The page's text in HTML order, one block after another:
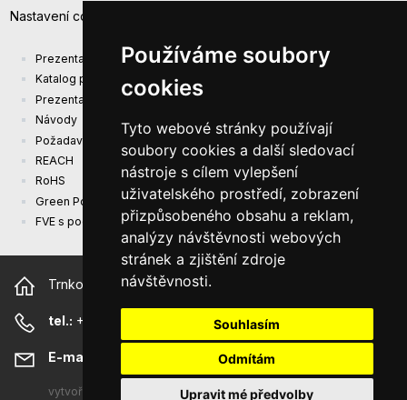
Používáme soubory
cookies
Tyto webové stránky používají
soubory cookies a další sledovací
nástroje s cílem vylepšení
uživatelského prostředí, zobrazení
přizpůsobeného obsahu a reklam,
analýzy návštěvnosti webových
stránek a zjištění zdroje
návštěvnosti.
Souhlasím
Odmítám
Upravit mé předvolby
Nastavení cookies
Prezentace společnosti
Katalog produktů
Prezentacni katalog
Návody
Požadavky na ekodesign (EU) 2019/1782
REACH
RoHS
Green Power
FVE s podporou EU
Trnkova 2881/156, 628 00 Brno Česká republika
tel.: +420 544 500 327
E-mail: sunny@sunny-euro.com
vytvořeno A-WebSys spol. s r.o.